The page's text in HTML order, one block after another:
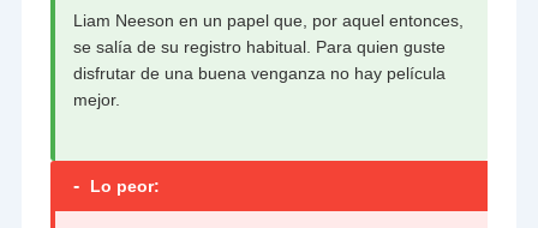
Liam Neeson en un papel que, por aquel entonces,
se salía de su registro habitual. Para quien guste
disfrutar de una buena venganza no hay película
mejor.
- Lo peor: